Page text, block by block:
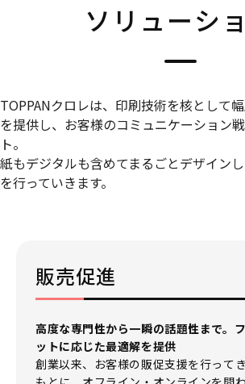
ソリューシ
TOPPANクロレは、印刷技術を核として
を提供し、お客様のコミュニケーション
ト。
紙もデジタルも含めてまるごとデザイン
を行っていきます。
販売促進
高度な専門性から一瞬の話題性まで。
ットに応じた最適解を提供
創業以来、お客様の販促支援を行って